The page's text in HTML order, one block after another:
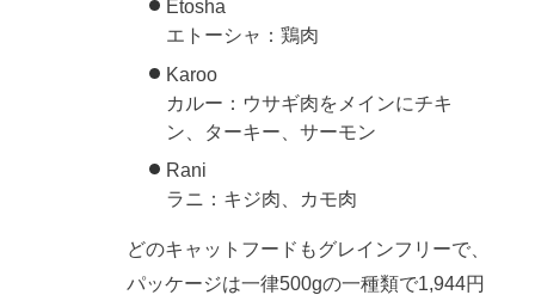
Etosha
エトーシャ：鶏肉
Karoo
カルー：ウサギ肉をメインにチキ
ン、ターキー、サーモン
Rani
ラニ：キジ肉、カモ肉
どのキャットフードもグレインフリーで、
パッケージは一律500gの一種類で1,944円